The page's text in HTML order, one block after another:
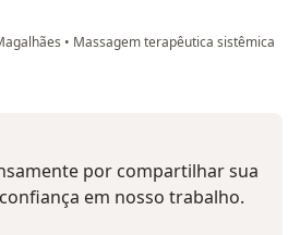
• Massagem terapêutica sistêmica
por compartilhar sua
em nosso trabalho.